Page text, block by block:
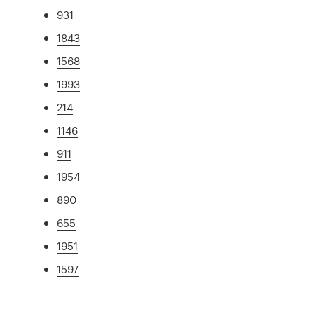
931
1843
1568
1993
214
1146
911
1954
890
655
1951
1597